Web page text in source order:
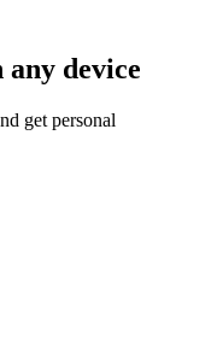
any device
get personal